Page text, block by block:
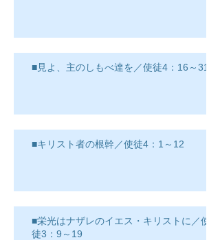
■見よ、主のしもべ達を／使徒4：16～31
■キリスト者の根幹／使徒4：1～12
■栄光はナザレのイエス・キリストに／使
徒3：9～19